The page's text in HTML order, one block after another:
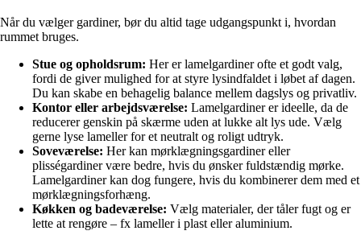
Når du vælger gardiner, bør du altid tage udgangspunkt i, hvordan
rummet bruges.
Stue og opholdsrum: Her er lamelgardiner ofte et godt valg,
fordi de giver mulighed for at styre lysindfaldet i løbet af dagen.
Du kan skabe en behagelig balance mellem dagslys og privatliv.
Kontor eller arbejdsværelse: Lamelgardiner er ideelle, da de
reducerer genskin på skærme uden at lukke alt lys ude. Vælg
gerne lyse lameller for et neutralt og roligt udtryk.
Soveværelse: Her kan mørklægningsgardiner eller
plisségardiner være bedre, hvis du ønsker fuldstændig mørke.
Lamelgardiner kan dog fungere, hvis du kombinerer dem med et
mørklægningsforhæng.
Køkken og badeværelse: Vælg materialer, der tåler fugt og er
lette at rengøre – fx lameller i plast eller aluminium.